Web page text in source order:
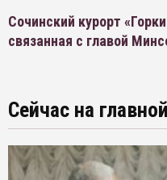
Сочинский курорт
связанная с главой
Сейчас на главной